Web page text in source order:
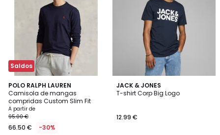
Saldos
POLO RALPH LAUREN
Camisola de mangas
compridas Custom Slim Fit
A partir de
95.00 €
66.50 € -30%
4,9
/ 5
3
Cores
JACK & JONES
T-shirt Corp Big Logo
12.99 €
4,8
/ 5